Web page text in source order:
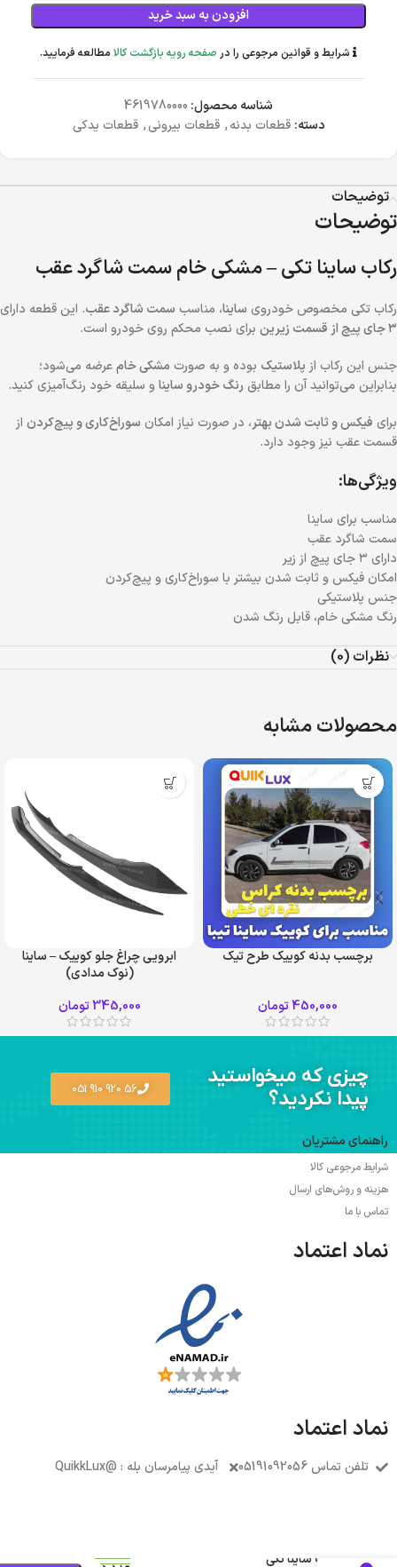
افزودن به سبد خرید
شرایط و قوانین مرجوعی را در صفحه رویه بازگشت کالا مطالعه فرمایید.
شناسه محصول: 4619780000
دسته: قطعات بدنه, قطعات بیرونی, قطعات یدکی
توضیحات
توضیحات
رکاب ساینا تکی – مشکی خام سمت شاگرد عقب
رکاب تکی مخصوص خودروی ساینا، مناسب سمت شاگرد عقب. این قطعه دارای
۳ جای پیچ از قسمت زیرین
برای نصب محکم روی خودرو است.
جنس این رکاب از پلاستیک بوده و به صورت مشکی خامعرضه می‌شود؛
بنابراین می‌توانید آن را مطابق رنگ خودرو سایناو سلیقه خود رنگ‌آمیزی کنید.
برای فیکس و ثابت شدن بهتر، در صورت نیاز امکان سوراخ‌کاری و پیچ‌کردن از
قسمت عقب نیز وجود دارد.
ویژگی‌ها:
مناسب برای ساینا
سمت شاگرد عقب
دارای ۳ جای پیچ از زیر
امکان فیکس و ثابت شدن بیشتر با سوراخ‌کاری و پیچ‌کردن
جنس پلاستیکی
رنگ مشکی خام، قابل رنگ شدن
نظرات (0)
محصولات مشابه
برچسب بدنه کوییک طرح تیک
450,000تومان
ابرویی چراغ جلو کوییک – ساینا
(نوک مدادی)
345,000 تومان
چیزی که میخواستید
پیدا نکردید؟
56 920 910 051
راهنمای مشتریان
شرایط مرجوعی کالا
هزینه و روش‌های ارسال
تماس با ما
نماد اعتماد
نماد اعتماد
تلفن تماس 05191092056 آیدی پیامرسان بله : @QuikkLux
رکاب ساینا تکی
فقط 1